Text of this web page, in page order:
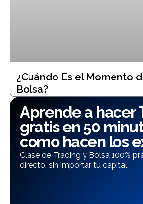
¿Cuándo Es el Momento
Bolsa?
Aprende a hacer
gratis en 50
como hacen los
Clase de Trading y Bolsa 100%
directo, sin importar tu capital.